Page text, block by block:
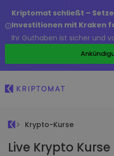
Kriptomat schließt –
Investitionen mit Kraken
Ihr Guthaben ist sicher und
Krypto-Kurse
Live Krypto Kurse